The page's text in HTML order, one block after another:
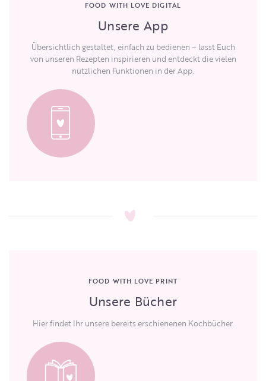
FOOD WITH LOVE DIGITAL
Unsere App
Übersichtlich gestaltet, einfach zu bedienen – lasst Euch
von unseren Rezepten inspirieren und entdeckt die vielen
nützlichen Funktionen in der App.
FOOD WITH LOVE PRINT
Unsere Bücher
Hier findet Ihr unsere bereits erschienenen Kochbücher.